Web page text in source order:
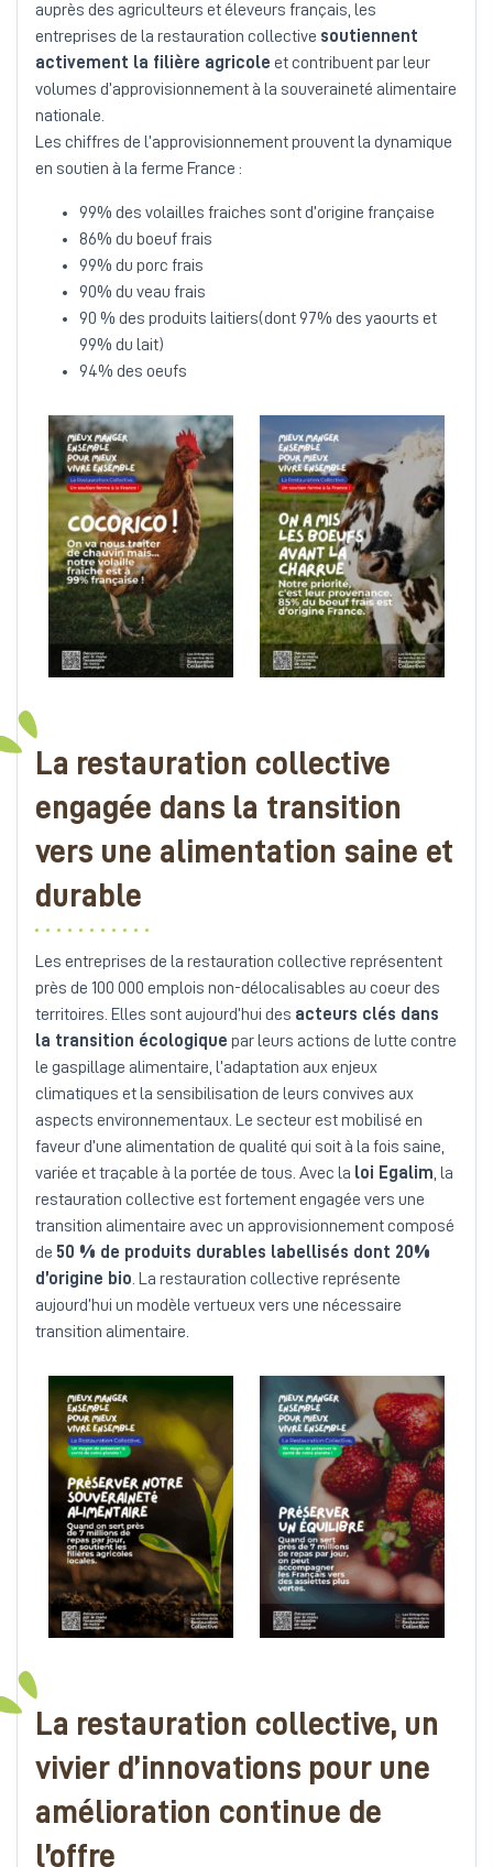
auprès des agriculteurs et éleveurs français, les
entreprises de la restauration collective soutiennent
activement la filière agricole et contribuent par leur
volumes d’approvisionnement à la souveraineté alimentaire
nationale.
Les chiffres de l’approvisionnement prouvent la dynamique
en soutien à la ferme France :
99% des volailles fraiches sont d’origine française
86% du boeuf frais
99% du porc frais
90% du veau frais
90 % des produits laitiers(dont 97% des yaourts et
99% du lait)
94% des oeufs
La restauration collective
engagée dans la transition
vers une alimentation saine et
durable
Les entreprises de la restauration collective représentent
près de 100 000 emplois non-délocalisables au coeur des
territoires. Elles sont aujourd’hui des acteurs clés dans
la transition écologique par leurs actions de lutte contre
le gaspillage alimentaire, l’adaptation aux enjeux
climatiques et la sensibilisation de leurs convives aux
aspects environnementaux. Le secteur est mobilisé en
faveur d’une alimentation de qualité qui soit à la fois saine,
variée et traçable à la portée de tous. Avec la loi Egalim, la
restauration collective est fortement engagée vers une
transition alimentaire avec un approvisionnement composé
de 50 % de produits durables labellisés dont 20%
d’origine bio. La restauration collective représente
aujourd’hui un modèle vertueux vers une nécessaire
transition alimentaire.
La restauration collective, un
vivier d’innovations pour une
amélioration continue de
l’offre